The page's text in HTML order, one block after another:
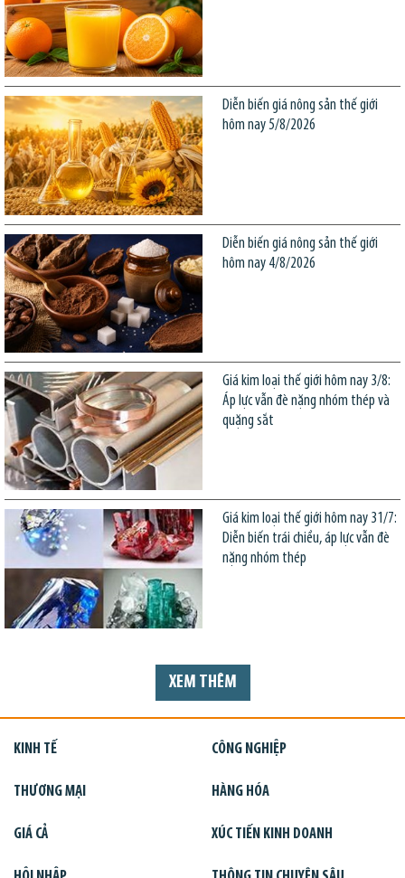
Diễn biến giá nông sản thế giới
hôm nay 5/8/2026
Diễn biến giá nông sản thế giới
hôm nay 4/8/2026
Giá kim loại thế giới hôm nay 3/8:
Áp lực vẫn đè nặng nhóm thép và
quặng sắt
Giá kim loại thế giới hôm nay 31/7:
Diễn biến trái chiều, áp lực vẫn đè
nặng nhóm thép
XEM THÊM
KINH TẾ CÔNG NGHIỆP
THƯƠNG MẠI HÀNG HÓA
GIÁ CẢ XÚC TIẾN KINH DOANH